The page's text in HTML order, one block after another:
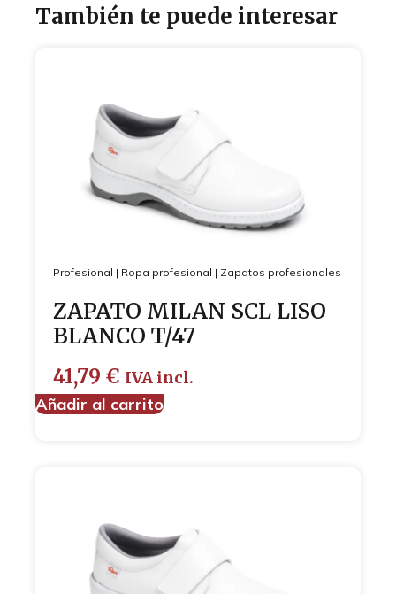
También te puede interesar
Profesional | Ropa profesional | Zapatos profesionales
ZAPATO MILAN SCL LISO
BLANCO T/47
41,79 € IVA incl.
Añadir al carrito